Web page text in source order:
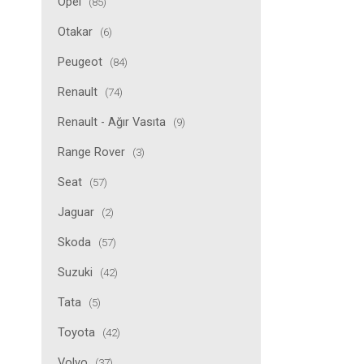
Otakar (6)
Peugeot (84)
Renault (74)
Renault - Ağır Vasıta (9)
Range Rover (3)
Seat (57)
Jaguar (2)
Skoda (57)
Suzuki (42)
Tata (5)
Toyota (42)